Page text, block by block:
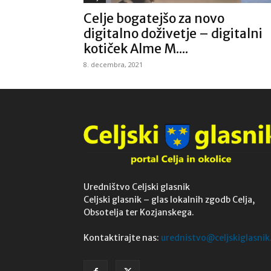
Celje bogatejšo za novo
digitalno doživetje – digitalni
kotiček Alme M....
8. decembra, 2021
Uredništvo Celjski glasnik
Celjski glasnik – glas lokalnih zgodb Celja,
Obsotelja ter Kozjanskega.
Kontaktirajte nas: